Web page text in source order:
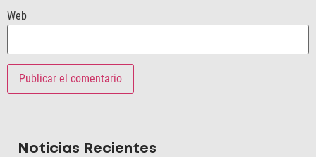
Web
Noticias Recientes